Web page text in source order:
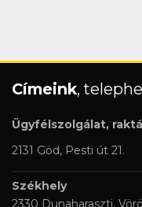
Címeink,
Ügyfélszolgálat,
2131 Göd, Pesti út 21.
Székhely
2330 Dunaharaszti,